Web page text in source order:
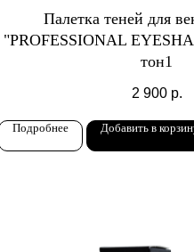
Палетка теней для
"PROFESSIONAL
тон1
2 900 р.
Подробнее Добавить в